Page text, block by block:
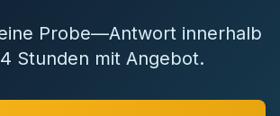
Probe—Antwort innerhalb
Stunden mit Angebot.